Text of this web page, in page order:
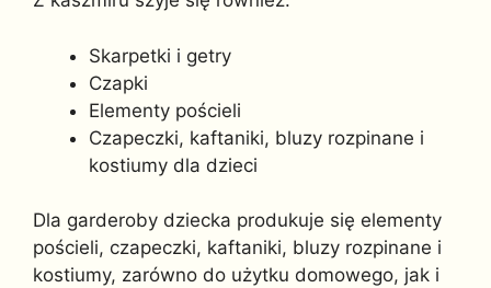
Skarpetki i getry
Czapki
Elementy pościeli
Czapeczki, kaftaniki, bluzy rozpinane i
kostiumy dla dzieci
Dla garderoby dziecka produkuje się elementy
pościeli, czapeczki, kaftaniki, bluzy rozpinane i
kostiumy, zarówno do użytku domowego, jak i